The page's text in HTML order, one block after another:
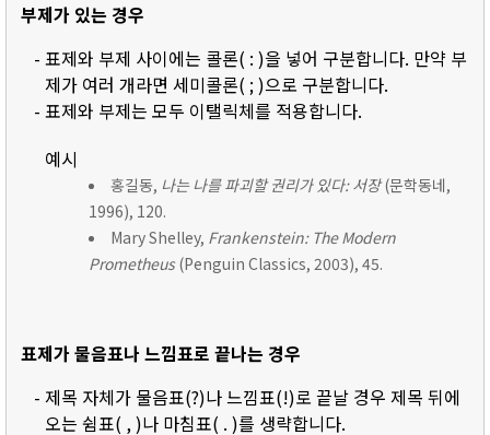
부제가 있는 경우
- 표제와 부제 사이에는 콜론( : )을 넣어 구분합니다. 만약 부
제가 여러 개라면 세미콜론( ; )으로 구분합니다.
- 표제와 부제는 모두 이탤릭체를 적용합니다.
예시
홍길동, 나는 나를 파괴할 권리가 있다: 서장(문학동네,
1996), 120.
Mary Shelley, Frankenstein: The Modern
Prometheus(Penguin Classics, 2003), 45.
표제가 물음표나 느낌표로 끝나는 경우
- 제목 자체가 물음표(?)나 느낌표(!)로 끝날 경우 제목 뒤에
오는 쉼표( , )나 마침표( . )를 생략합니다.